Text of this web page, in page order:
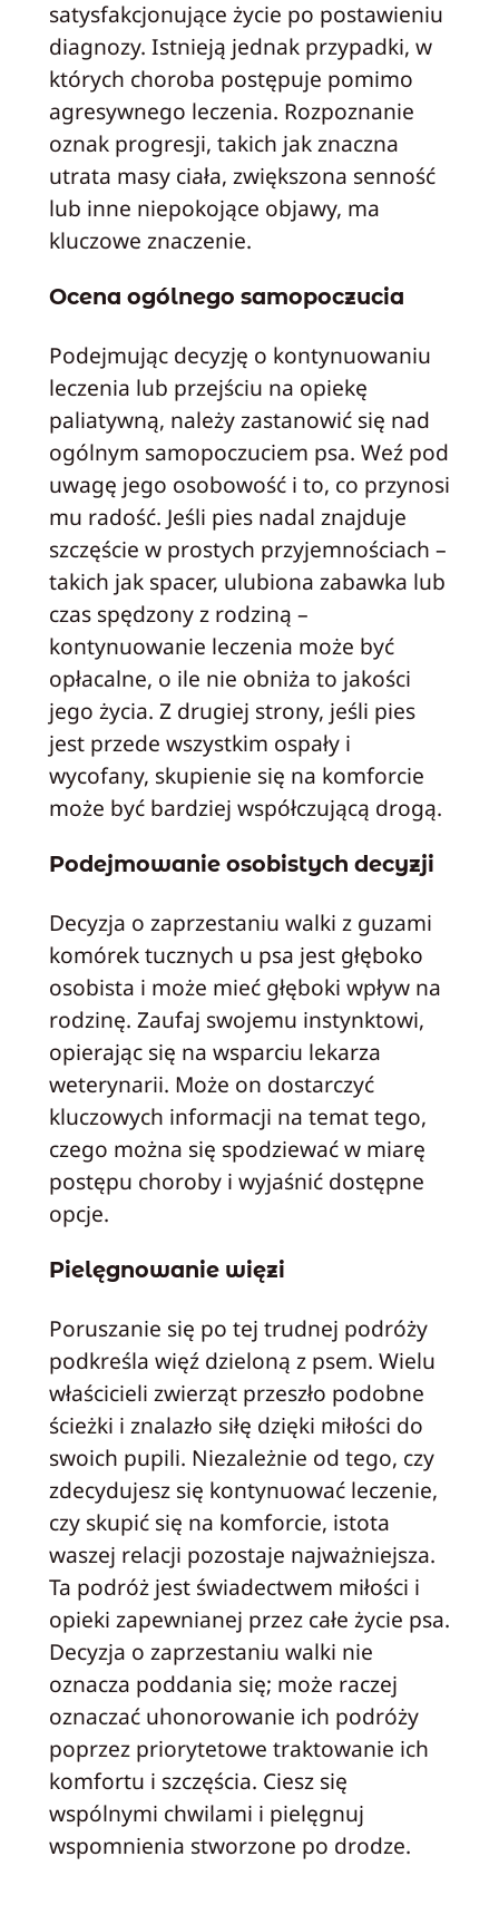
satysfakcjonujące życie po postawieniu
diagnozy. Istnieją jednak przypadki, w
których choroba postępuje pomimo
agresywnego leczenia. Rozpoznanie
oznak progresji, takich jak znaczna
utrata masy ciała, zwiększona senność
lub inne niepokojące objawy, ma
kluczowe znaczenie.
Ocena ogólnego samopoczucia
Podejmując decyzję o kontynuowaniu
leczenia lub przejściu na opiekę
paliatywną, należy zastanowić się nad
ogólnym samopoczuciem psa. Weź pod
uwagę jego osobowość i to, co przynosi
mu radość. Jeśli pies nadal znajduje
szczęście w prostych przyjemnościach –
takich jak spacer, ulubiona zabawka lub
czas spędzony z rodziną –
kontynuowanie leczenia może być
opłacalne, o ile nie obniża to jakości
jego życia. Z drugiej strony, jeśli pies
jest przede wszystkim ospały i
wycofany, skupienie się na komforcie
może być bardziej współczującą drogą.
Podejmowanie osobistych decyzji
Decyzja o zaprzestaniu walki z guzami
komórek tucznych u psa jest głęboko
osobista i może mieć głęboki wpływ na
rodzinę. Zaufaj swojemu instynktowi,
opierając się na wsparciu lekarza
weterynarii. Może on dostarczyć
kluczowych informacji na temat tego,
czego można się spodziewać w miarę
postępu choroby i wyjaśnić dostępne
opcje.
Pielęgnowanie więzi
Poruszanie się po tej trudnej podróży
podkreśla więź dzieloną z psem. Wielu
właścicieli zwierząt przeszło podobne
ścieżki i znalazło siłę dzięki miłości do
swoich pupili. Niezależnie od tego, czy
zdecydujesz się kontynuować leczenie,
czy skupić się na komforcie, istota
waszej relacji pozostaje najważniejsza.
Ta podróż jest świadectwem miłości i
opieki zapewnianej przez całe życie psa.
Decyzja o zaprzestaniu walki nie
oznacza poddania się; może raczej
oznaczać uhonorowanie ich podróży
poprzez priorytetowe traktowanie ich
komfortu i szczęścia. Ciesz się
wspólnymi chwilami i pielęgnuj
wspomnienia stworzone po drodze.